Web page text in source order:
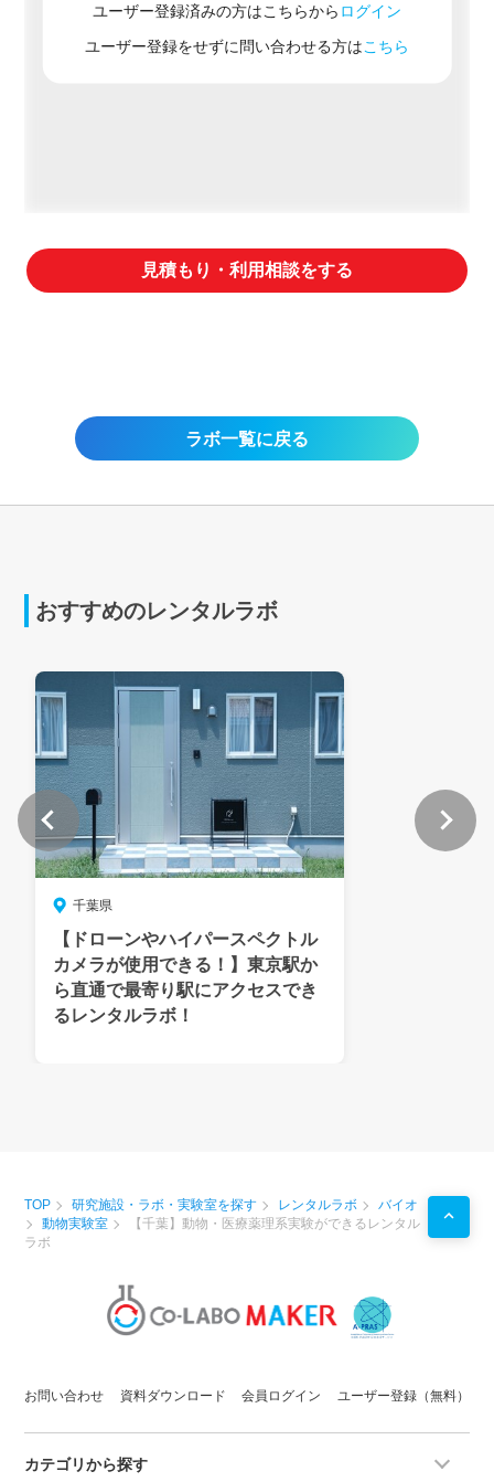
ユーザー登録済みの方はこちらから ログイン
ユーザー登録をせずに問い合わせる方はこちら
見積もり・利用相談をする
ラボ一覧に戻る
おすすめのレンタルラボ
千葉県
【ドローンやハイパースペクトル
カメラが使用できる！】東京駅か
ら直通で最寄り駅にアクセスでき
るレンタルラボ！
TOP 研究施設・ラボ・実験室を探す レンタルラボ
バイオ
動物実験室
【千葉】動物・医療薬理系実験ができるレンタル
ラボ
お問い合わせ 資料ダウンロード 会員ログイン ユーザー登録（無料）
カテゴリから探す